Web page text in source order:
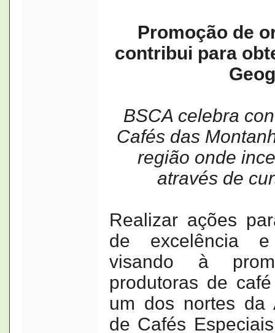
Promoção de
contribui para
BSCA celebra
Cafés das
região onde
através de
Realizar ações
de excelência e
visando à
produtoras de
um dos nortes da
de Cafés